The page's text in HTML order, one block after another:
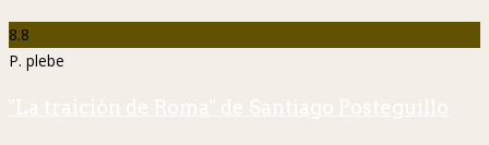
8.8
P. plebe
"La traición de Roma" de Santiago Posteguillo